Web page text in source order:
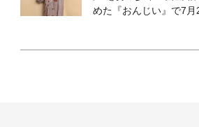
めた『おんじい』で7月